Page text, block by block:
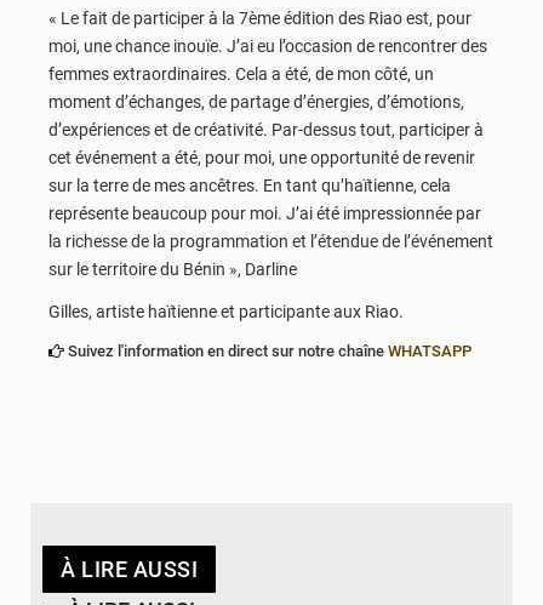
« Le fait de participer à la 7ème édition des Riao est, pour
moi, une chance inouïe. J’ai eu l’occasion de rencontrer des
femmes extraordinaires. Cela a été, de mon côté, un
moment d’échanges, de partage d’énergies, d’émotions,
d’expériences et de créativité. Par-dessus tout, participer à
cet événement a été, pour moi, une opportunité de revenir
sur la terre de mes ancêtres. En tant qu’haïtienne, cela
représente beaucoup pour moi. J’ai été impressionnée par
la richesse de la programmation et l’étendue de l’événement
sur le territoire du Bénin », Darline
Gilles, artiste haïtienne et participante aux Riao.
Suivez l'information en direct sur notre chaîne WHATSAPP
À LIRE AUSSI